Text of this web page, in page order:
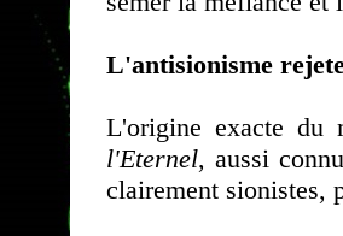
L'antisionisme
L'origine exacte
l'Eternel, aussi
clairement sionistes,